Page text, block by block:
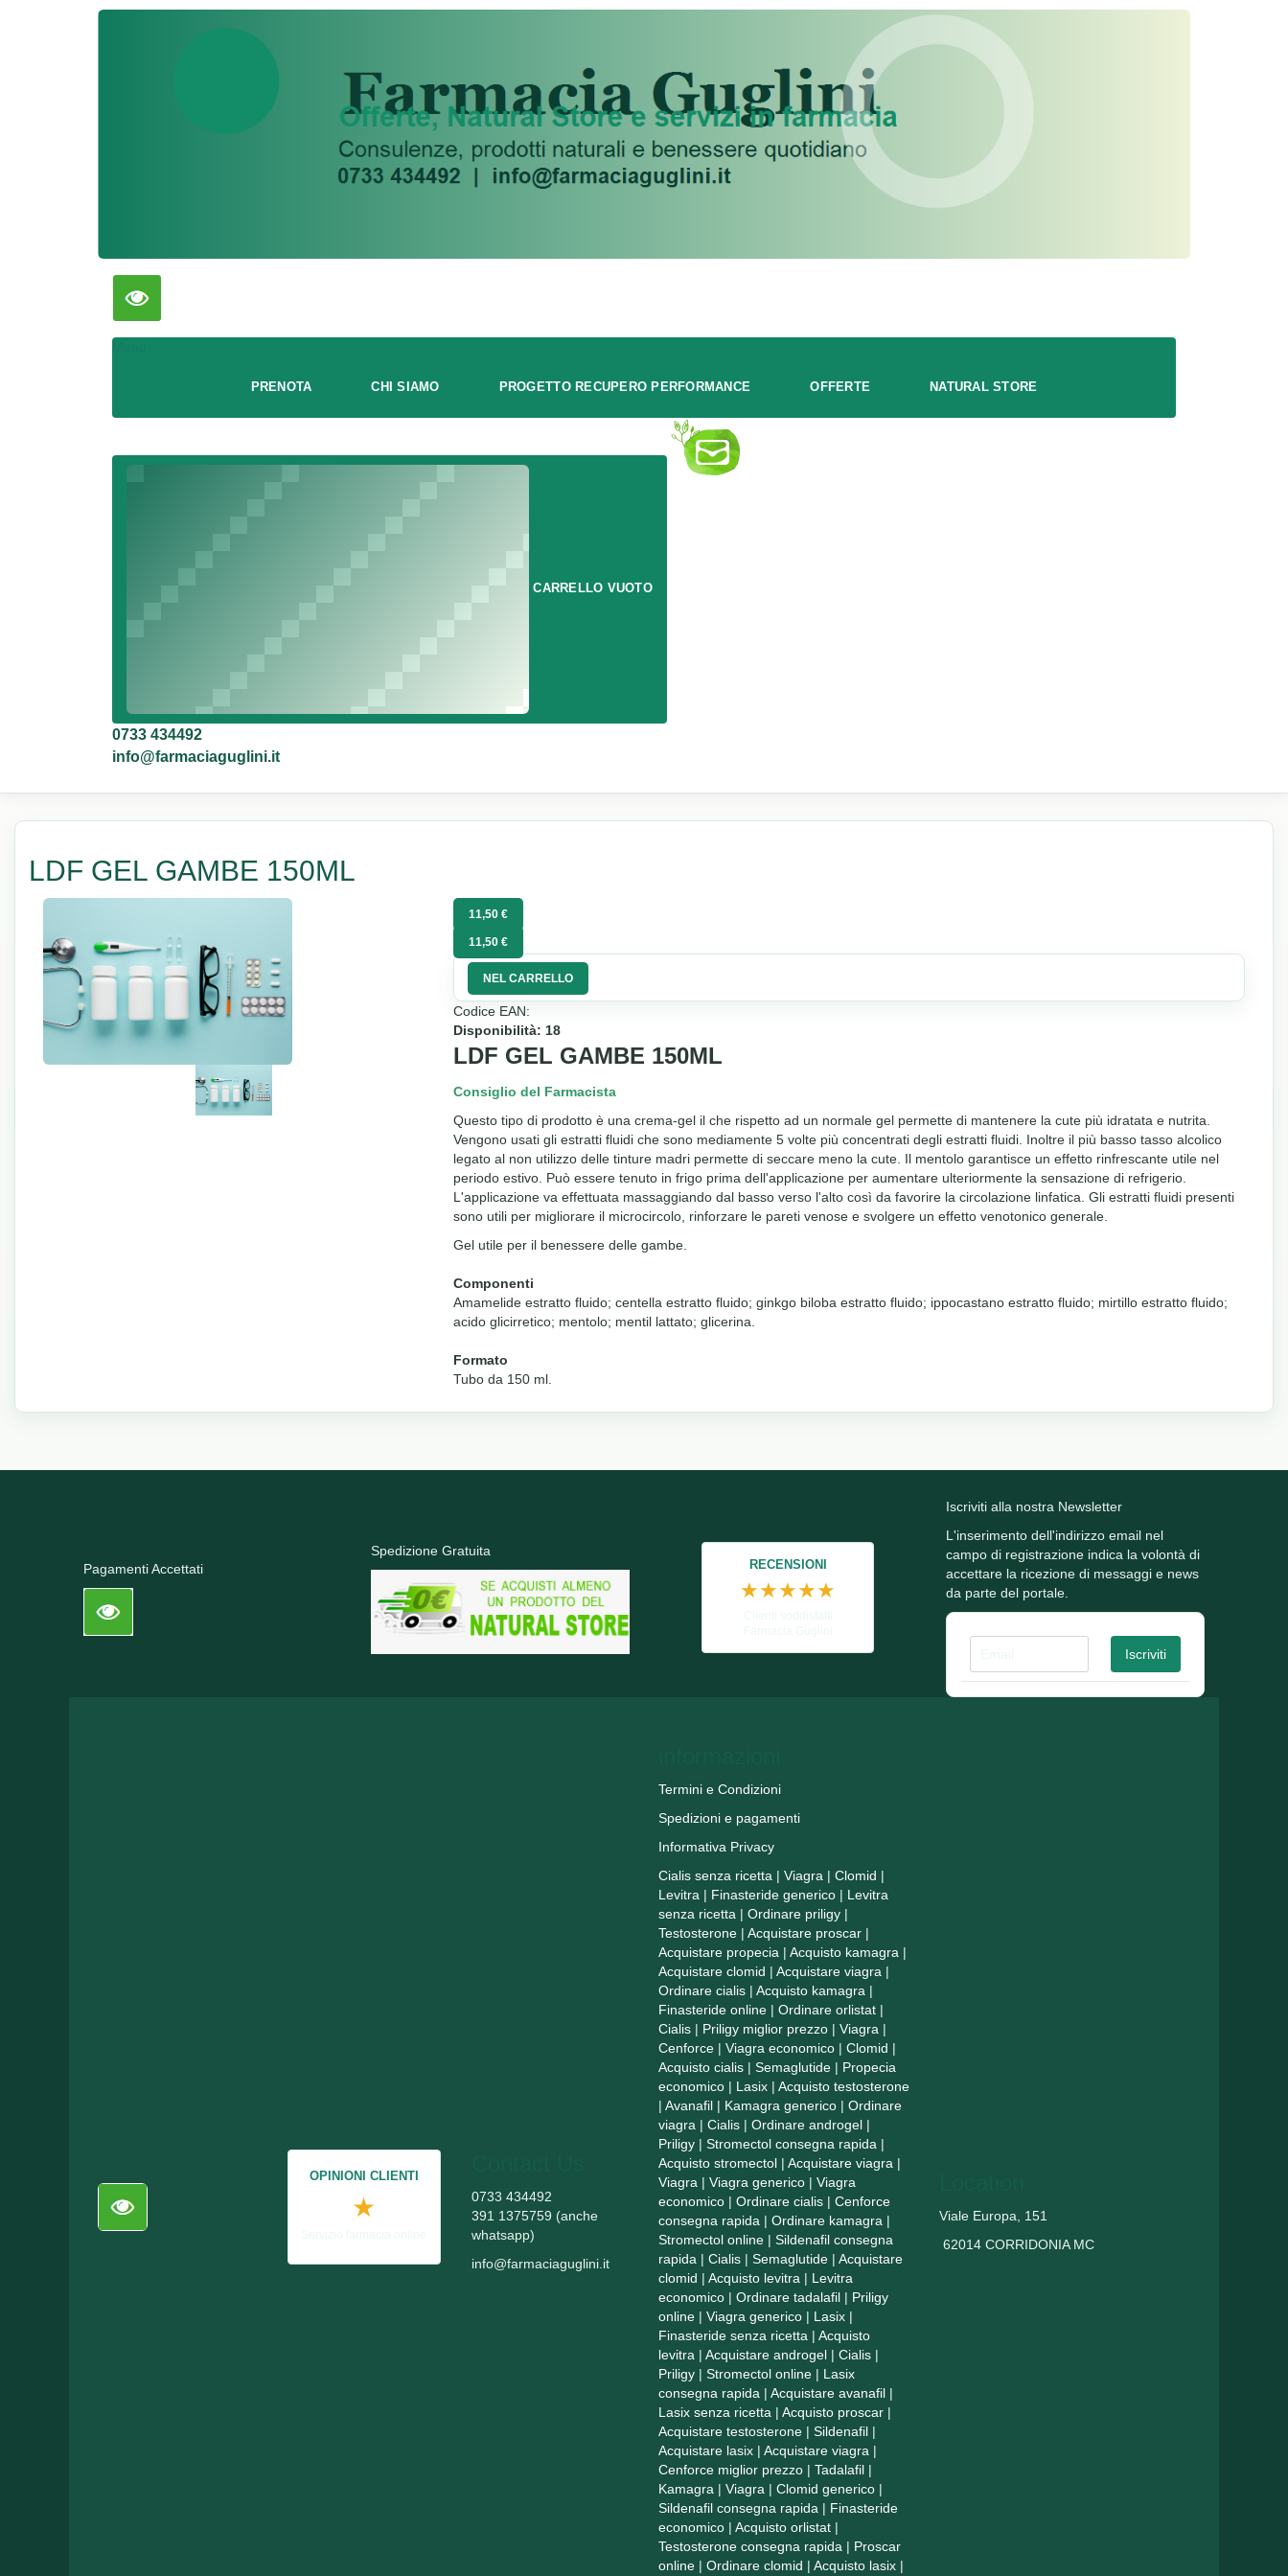
PRENOTA CHI SIAMO PROGETTO RECUPERO PERFORMANCE OFFERTE NATURAL STORE
CARRELLO VUOTO
0733 434492
info@farmaciaguglini.it
LDF GEL GAMBE 150ML
11,50 €
11,50 €
NEL CARRELLO
Codice EAN:
Disponibilità: 18
LDF GEL GAMBE 150ML
Consiglio del Farmacista
Questo tipo di prodotto è una crema-gel il che rispetto ad un normale gel permette di mantenere la cute più idratata e nutrita.
Vengono usati gli estratti fluidi che sono mediamente 5 volte più concentrati degli estratti fluidi. Inoltre il più basso tasso alcolico
legato al non utilizzo delle tinture madri permette di seccare meno la cute. Il mentolo garantisce un effetto rinfrescante utile nel
periodo estivo. Può essere tenuto in frigo prima dell'applicazione per aumentare ulteriormente la sensazione di refrigerio.
L'applicazione va effettuata massaggiando dal basso verso l'alto così da favorire la circolazione linfatica. Gli estratti fluidi presenti
sono utili per migliorare il microcircolo, rinforzare le pareti venose e svolgere un effetto venotonico generale.
Gel utile per il benessere delle gambe.
Componenti
Amamelide estratto fluido; centella estratto fluido; ginkgo biloba estratto fluido; ippocastano estratto fluido; mirtillo estratto fluido;
acido glicirretico; mentolo; mentil lattato; glicerina.
Formato
Tubo da 150 ml.
Pagamenti Accettati
Spedizione Gratuita
RECENSIONI
★★★★★
Iscriviti alla nostra Newsletter
L'inserimento dell'indirizzo email nel
campo di registrazione indica la volontà di
accettare la ricezione di messaggi e news
da parte del portale.
OPINIONI CLIENTI
★
0733 434492
391 1375759 (anche
whatsapp)
info@farmaciaguglini.it
Termini e Condizioni
Spedizioni e pagamenti
Informativa Privacy
Cialis senza ricetta | Viagra | Clomid |
Levitra | Finasteride generico | Levitra
senza ricetta | Ordinare priligy |
Testosterone | Acquistare proscar |
Acquistare propecia | Acquisto kamagra |
Acquistare clomid | Acquistare viagra |
Ordinare cialis | Acquisto kamagra |
Finasteride online | Ordinare orlistat |
Cialis | Priligy miglior prezzo | Viagra |
Cenforce | Viagra economico | Clomid |
Acquisto cialis | Semaglutide | Propecia
economico | Lasix | Acquisto testosterone
| Avanafil | Kamagra generico | Ordinare
viagra | Cialis | Ordinare androgel |
Priligy | Stromectol consegna rapida |
Acquisto stromectol | Acquistare viagra |
Viagra | Viagra generico | Viagra
economico | Ordinare cialis | Cenforce
consegna rapida | Ordinare kamagra |
Stromectol online | Sildenafil consegna
rapida | Cialis | Semaglutide | Acquistare
clomid | Acquisto levitra | Levitra
economico | Ordinare tadalafil | Priligy
online | Viagra generico | Lasix |
Finasteride senza ricetta | Acquisto
levitra | Acquistare androgel | Cialis |
Priligy | Stromectol online | Lasix
consegna rapida | Acquistare avanafil |
Lasix senza ricetta | Acquisto proscar |
Acquistare testosterone | Sildenafil |
Acquistare lasix | Acquistare viagra |
Cenforce miglior prezzo | Tadalafil |
Kamagra | Viagra | Clomid generico |
Sildenafil consegna rapida | Finasteride
economico | Acquisto orlistat |
Testosterone consegna rapida | Proscar
online | Ordinare clomid | Acquisto lasix |
Viale Europa, 151
62014 CORRIDONIA MC